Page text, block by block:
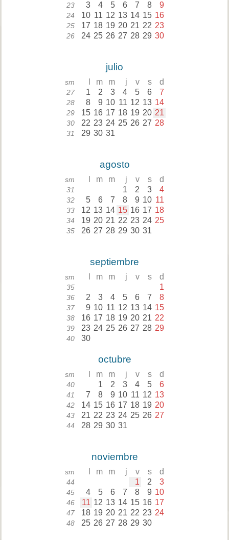
23 3 4 5 6 7 8 9
24 10 11 12 13 14 15 16
25 17 18 19 20 21 22 23
26 24 25 26 27 28 29 30
julio
sm m m j v s d
27 1 2 3 4 5 6 7
28 8 9 10 11 12 13 14
29 15 16 17 18 19 20 21
30 22 23 24 25 26 27 28
31 29 30 31
agosto
sm m m j v s d
31 1 2 3 4
32 5 6 7 8 9 10 11
33 12 13 14 15 16 17 18
34 19 20 21 22 23 24 25
35 26 27 28 29 30 31
septiembre
sm m m j v s d
35 1
36 2 3 4 5 6 7 8
37 9 10 11 12 13 14 15
38 16 17 18 19 20 21 22
39 23 24 25 26 27 28 29
40 30
octubre
sm m m j v s d
40 1 2 3 4 5 6
41 7 8 9 10 11 12 13
42 14 15 16 17 18 19 20
43 21 22 23 24 25 26 27
44 28 29 30 31
noviembre
sm m m j v s d
44 1 2 3
45 4 5 6 7 8 9 10
46 11 12 13 14 15 16 17
47 18 19 20 21 22 23 24
48 25 26 27 28 29 30